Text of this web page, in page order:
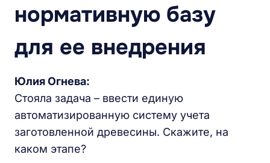
нормативную базу
для ее внедрения
Юлия Огнева:
Стояла задача – ввести единую
автоматизированную систему учета
заготовленной древесины. Скажите, на
каком этапе?